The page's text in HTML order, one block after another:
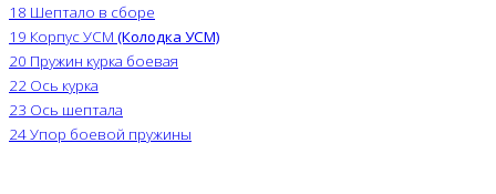
18 Шептало в сборе
19 Корпус УСМ (Колодка УСМ)
20 Пружин курка боевая
22 Ось курка
23 Ось шептала
24 Упор боевой пружины